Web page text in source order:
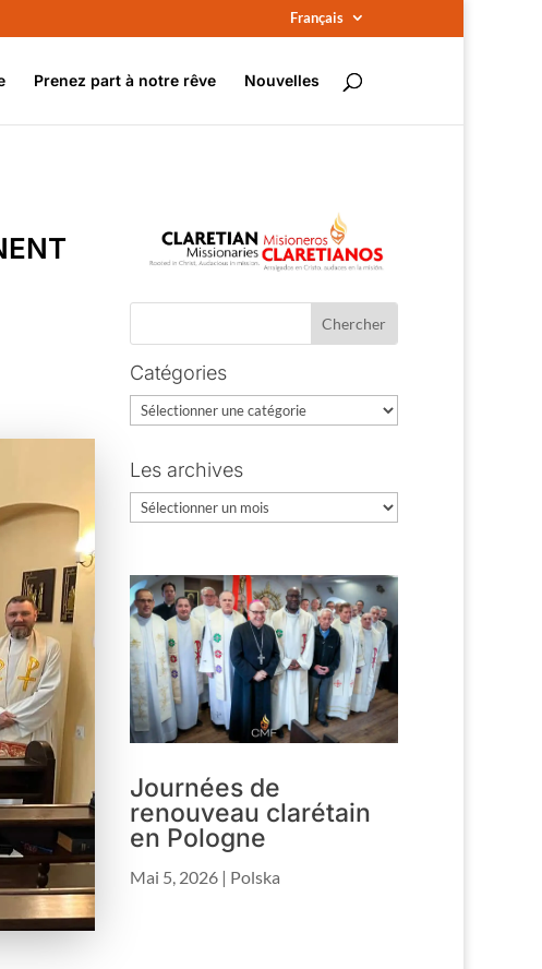
Français
Prenez part à notre rêve Nouvelles
Catégories
Catégories
Les archives
Les
Journées de
renouveau clarétain
en Pologne
Mai 5, 2026 | Polska